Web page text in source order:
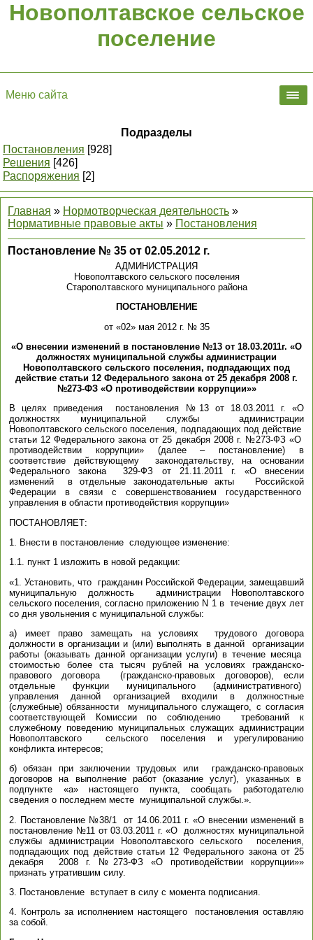
Новополтавское сельское
поселение
Меню сайта
Подразделы
Постановления [928]
Решения [426]
Распоряжения [2]
Главная » Нормотворческая деятельность »
Нормативные правовые акты » Постановления
Постановление № 35 от 02.05.2012 г.
АДМИНИСТРАЦИЯ
Новополтавского сельского поселения
Старополтавского муниципального района
ПОСТАНОВЛЕНИЕ
от «02» мая 2012 г. № 35
«О внесении изменений в постановление №13 от 18.03.2011г. «О
должностях муниципальной службы администрации
Новополтавского сельского поселения, подпадающих под
действие статьи 12 Федерального закона от 25 декабря 2008 г.
№273-ФЗ «О противодействии коррупции»»
В целях приведения постановления №13 от 18.03.2011 г. «О
должностях муниципальной службы администрации
Новополтавского сельского поселения, подпадающих под действие
статьи 12 Федерального закона от 25 декабря 2008 г. №273-ФЗ «О
противодействии коррупции» (далее – постановление) в
соответствие действующему законодательству, на основании
Федерального закона 329-ФЗ от 21.11.2011 г. «О внесении
изменений в отдельные законодательные акты Российской
Федерации в связи с совершенствованием государственного
управления в области противодействия коррупции»
ПОСТАНОВЛЯЕТ:
1. Внести в постановление следующее изменение:
1.1. пункт 1 изложить в новой редакции:
«1. Установить, что гражданин Российской Федерации, замещавший
муниципальную должность администрации Новополтавского
сельского поселения, согласно приложению N 1 в течение двух лет
со дня увольнения с муниципальной службы:
а) имеет право замещать на условиях трудового договора
должности в организации и (или) выполнять в данной организации
работы (оказывать данной организации услуги) в течение месяца
стоимостью более ста тысяч рублей на условиях гражданско-
правового договора (гражданско-правовых договоров), если
отдельные функции муниципального (административного)
управления данной организацией входили в должностные
(служебные) обязанности муниципального служащего, с согласия
соответствующей Комиссии по соблюдению требований к
служебному поведению муниципальных служащих администрации
Новополтавского сельского поселения и урегулированию
конфликта интересов;
б) обязан при заключении трудовых или гражданско-правовых
договоров на выполнение работ (оказание услуг), указанных в
подпункте «а» настоящего пункта, сообщать работодателю
сведения о последнем месте муниципальной службы.».
2. Постановление №38/1 от 14.06.2011 г. «О внесении изменений в
постановление №11 от 03.03.2011 г. «О должностях муниципальной
службы администрации Новополтавского сельского поселения,
подпадающих под действие статьи 12 Федерального закона от 25
декабря 2008 г. №273-ФЗ «О противодействии коррупции»»
признать утратившим силу.
3. Постановление вступает в силу с момента подписания.
4. Контроль за исполнением настоящего постановления оставляю
за собой.